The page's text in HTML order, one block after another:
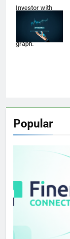
Investor with
digital tablet and
virtual tradeview
graph.
Popular